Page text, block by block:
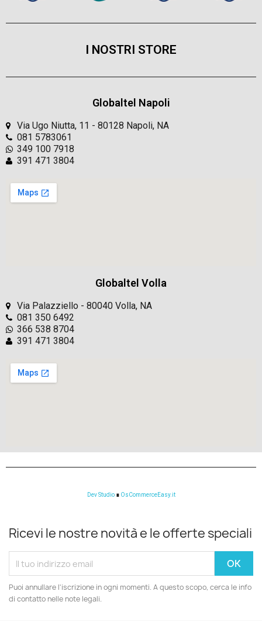
I NOSTRI STORE
Globaltel Napoli
Via Ugo Niutta, 11 - 80128 Napoli, NA
081 5783061
349 100 7918
391 471 3804
Globaltel Volla
Via Palazziello - 80040 Volla, NA
081 350 6492
366 538 8704
391 471 3804
Dev Studio ∎ OsCommerceEasy.it
Ricevi le nostre novità e le offerte speciali
Puoi annullare l'iscrizione in ogni momenti. A questo scopo, cerca le info
di contatto nelle note legali.